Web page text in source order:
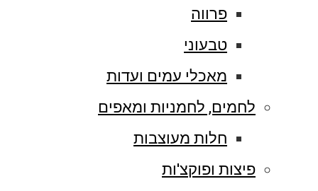
פרווה
טבעוני
מאכלי עמים ועדות
לחמים, לחמניות ומאפים
חלות מעוצבות
פיצות ופוקצ'ות